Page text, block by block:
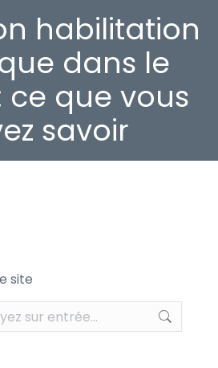
habilitation
dans le
ce que vous
savoir
site